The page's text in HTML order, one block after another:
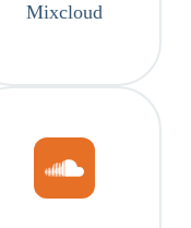
Mixcloud